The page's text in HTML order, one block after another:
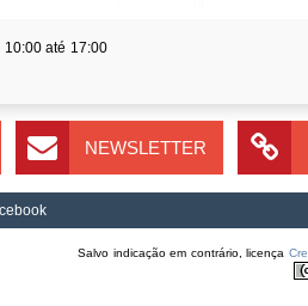
10:00até 17:00
NEWSLETTER
Salvo indicação em contrário, licença